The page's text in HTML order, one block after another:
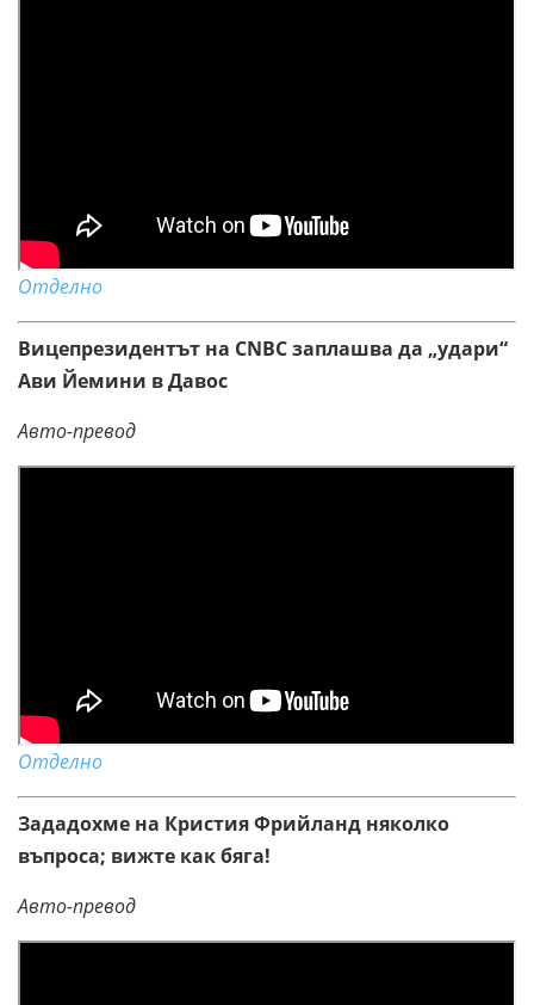
Отделно
Вицепрезидентът на CNBC заплашва да „удари“
Ави Йемини в Давос
Авто-превод
Отделно
Зададохме на Кристия Фрийланд няколко
въпроса; вижте как бяга!
Авто-превод